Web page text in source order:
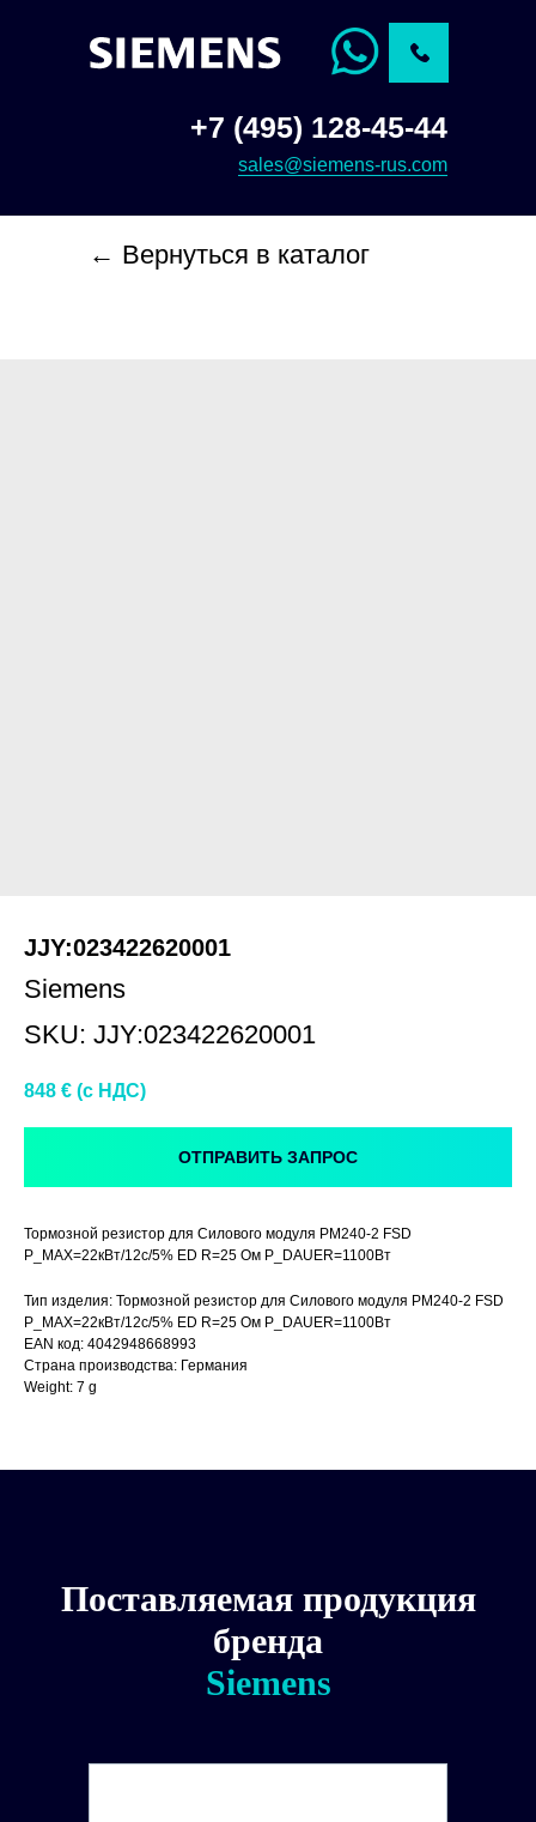
+7 (495) 128-45-44
sales@siemens-rus.com
← Вернуться в каталог
JJY:023422620001
Siemens
SKU: JJY:023422620001
848 € (c НДС)
ОТПРАВИТЬ ЗАПРОС
Тормозной резистор для Силового модуля PM240-2 FSD
P_MAX=22кВт/12с/5% ED R=25 Ом P_DAUER=1100Вт
Тип изделия: Тормозной резистор для Силового модуля PM240-2 FSD
P_MAX=22кВт/12с/5% ED R=25 Ом P_DAUER=1100Вт
EAN код: 4042948668993
Страна производства: Германия
Weight: 7 g
Поставляемая продукция
бренда
Siemens